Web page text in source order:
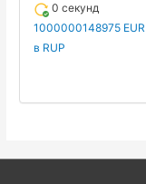
0 секунд
1000000148975 EUR
в RUP